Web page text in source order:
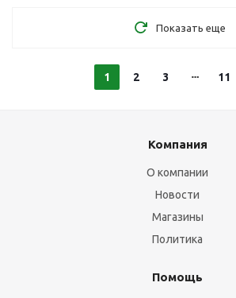
Показать еще
1 2 3 11
Компания
О компании
Новости
Магазины
Политика
Помощь